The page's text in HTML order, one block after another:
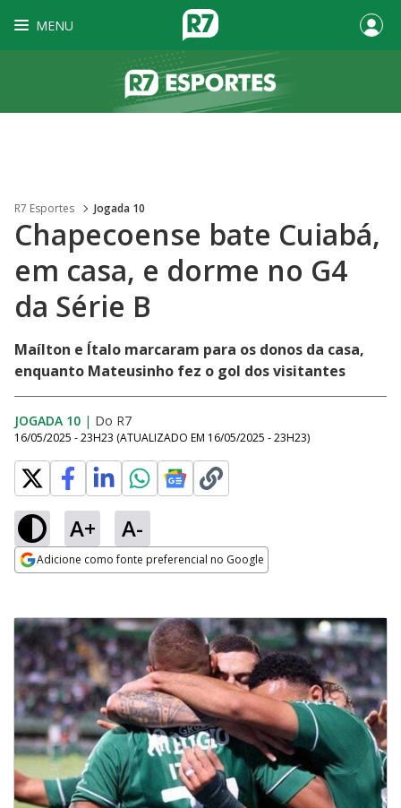
MENU
R7 Esportes Jogada 10
Chapecoense bate Cuiabá,
em casa, e dorme no G4
da Série B
Maílton e Ítalo marcaram para os donos da casa,
enquanto Mateusinho fez o gol dos visitantes
JOGADA 10 | Do R7
16/05/2025 - 23H23 (ATUALIZADO EM 16/05/2025 - 23H23)
A+ A-
Adicione como fonte preferencial no Google